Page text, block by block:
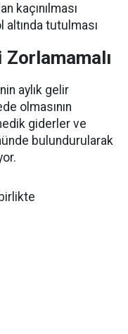
kaçınılması
tutulması
aylık gelir
olmasının
giderler ve
bulundurularak